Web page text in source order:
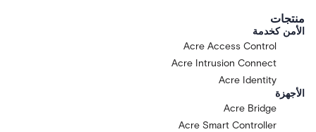
منتجات
الأمن كخدمة
Acre Access Control
Acre Intrusion Connect
Acre Identity
الأجهزة
Acre Bridge
Acre Smart Controller